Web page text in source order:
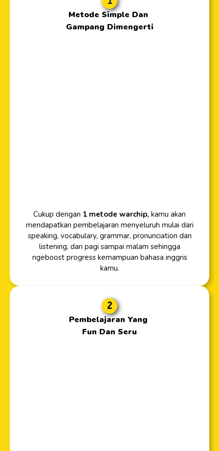
Metode Simple Dan
Gampang Dimengerti
Cukup dengan 1 metode warchip, kamu akan
mendapatkan pembelajaran menyeluruh mulai dari
speaking, vocabulary, grammar, pronunciation dan
listening, dari pagi sampai malam sehingga
ngeboost progress kemampuan bahasa inggris
kamu.
2
Pembelajaran Yang
Fun Dan Seru